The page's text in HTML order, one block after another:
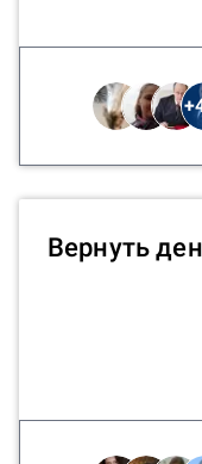
+
Вернуть